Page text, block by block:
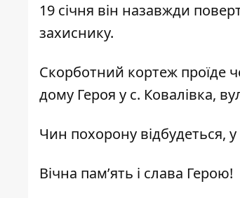
19 січня він назавжди
захиснику.
Скорботний кортеж проїде
дому Героя у с. Ковалівка,
Чин похорону відбудеться,
Вічна пам’ять і слава Герою!